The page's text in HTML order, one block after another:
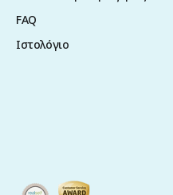
FAQ
Ιστολόγιο